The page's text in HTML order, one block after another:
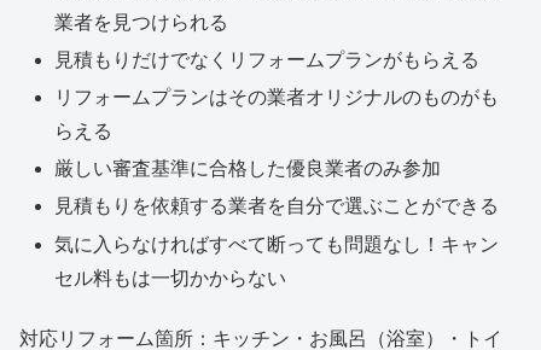
業者を見つけられる
見積もりだけでなくリフォームプランがもらえる
リフォームプランはその業者オリジナルのものがも
らえる
厳しい審査基準に合格した優良業者のみ参加
見積もりを依頼する業者を自分で選ぶことができる
気に入らなければすべて断っても問題なし！キャン
セル料もは一切かからない
対応リフォーム箇所：キッチン・お風呂（浴室）・トイ